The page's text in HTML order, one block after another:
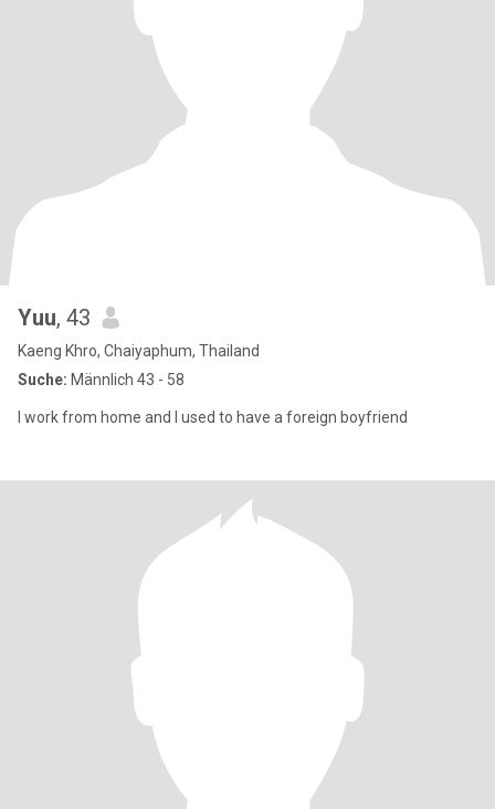
Yuu, 43
Kaeng Khro, Chaiyaphum, Thailand
Suche: Männlich 43 - 58
I work from home and I used to have a foreign boyfriend